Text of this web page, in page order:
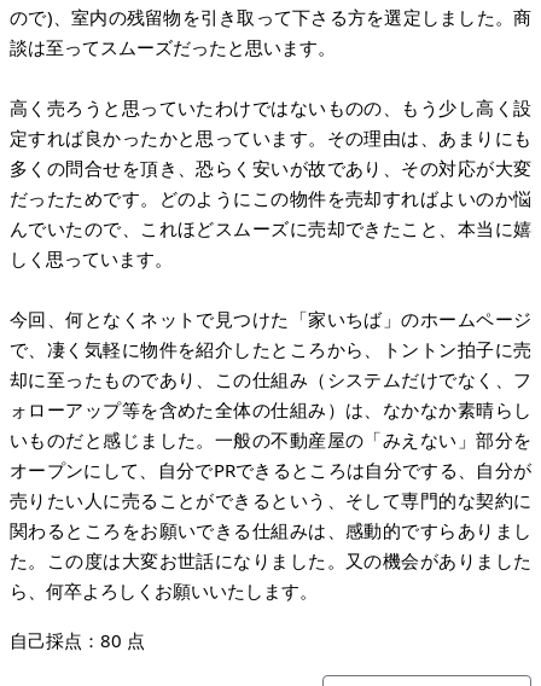
ので)、室内の残留物を引き取って下さる方を選定しました。商
談は至ってスムーズだったと思います。
高く売ろうと思っていたわけではないものの、もう少し高く設
定すれば良かったかと思っています。その理由は、あまりにも
多くの問合せを頂き、恐らく安いが故であり、その対応が大変
だったためです。どのようにこの物件を売却すればよいのか悩
んでいたので、これほどスムーズに売却できたこと、本当に嬉
しく思っています。
今回、何となくネットで見つけた「家いちば」のホームページ
で、凄く気軽に物件を紹介したところから、トントン拍子に売
却に至ったものであり、この仕組み（システムだけでなく、フ
ォローアップ等を含めた全体の仕組み）は、なかなか素晴らし
いものだと感じました。一般の不動産屋の「みえない」部分を
オープンにして、自分でPRできるところは自分でする、自分が
売りたい人に売ることができるという、そして専門的な契約に
関わるところをお願いできる仕組みは、感動的ですらありまし
た。この度は大変お世話になりました。又の機会がありました
ら、何卒よろしくお願いいたします。
自己採点：80 点